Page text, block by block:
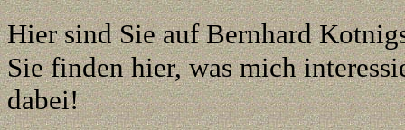
Hier sind Sie auf Bernhard
Sie finden hier, was mich
dabei!